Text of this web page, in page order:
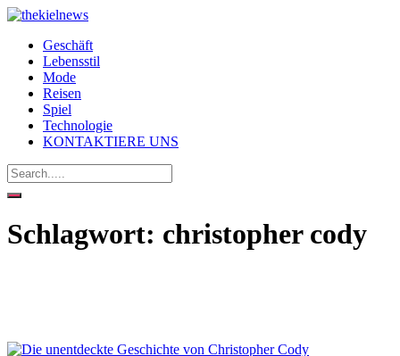
Geschäft
Lebensstil
Mode
Reisen
Spiel
Technologie
KONTAKTIERE UNS
Schlagwort: christopher cody